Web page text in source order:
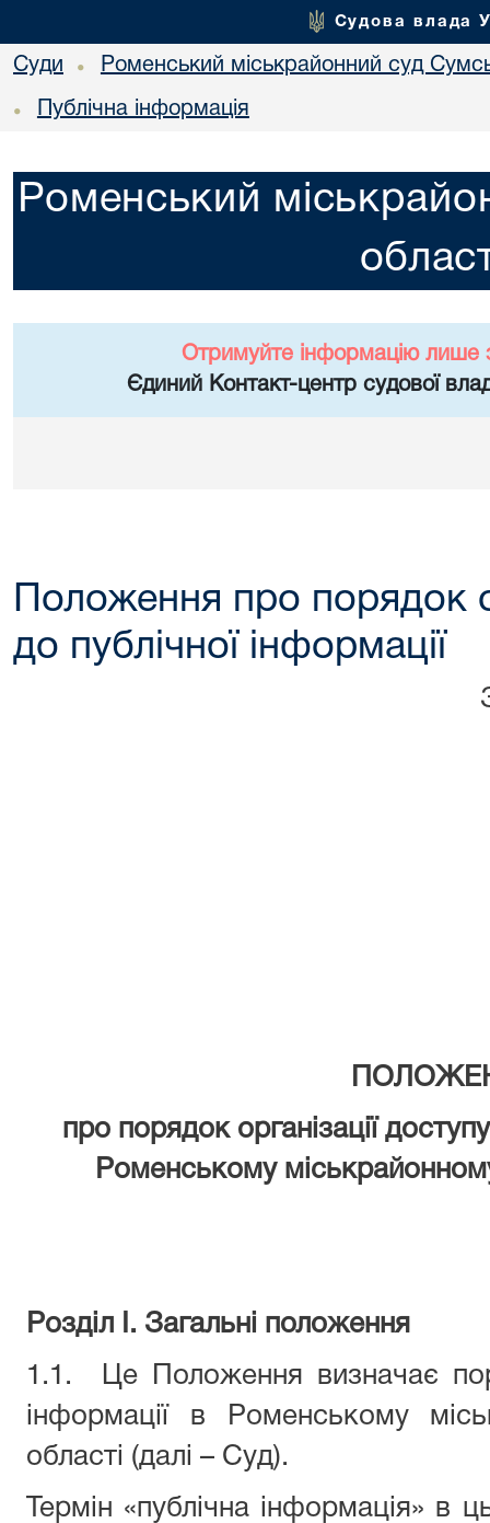
Судова влада
Суди • Роменський міськрайонний суд
• Публічна інформація
Роменський
Отримуйте інформацію лише
Єдиний Контакт-центр судової
Положення про порядок
до публічної інформації
про порядок організації
Роменському
Розділ І. Загальні положення
1.1.
Це Положення визначає
інформації в Роменському
області (далі – Суд).
Термін «публічна інформація» в